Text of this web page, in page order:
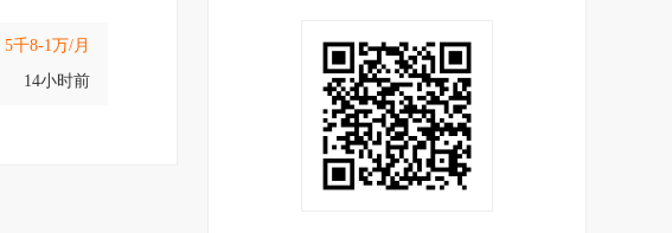
5千8-1万/月
14小时前